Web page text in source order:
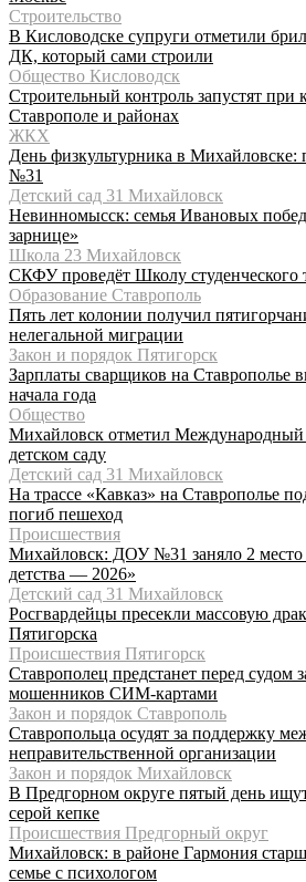
Строительство
В Кисловодске супруги отметили
ДК, который сами строили
Общество Кисловодск
Строительный контроль запустят
Ставрополе и районах
ЖКХ
День физкультурника в Михайловске:
№31
Детский сад 31 Михайловск
Невинномысск: семья Ивановых
зарнице»
Школа 23 Михайловск
СКФУ проведёт Школу студенческого
Образование Ставрополь
Пять лет колонии получил
нелегальной миграции
Закон и порядок Пятигорск
Зарплаты сварщиков на Ставрополье
начала года
Общество
Михайловск отметил Международный
детском саду
Детский сад 31 Михайловск
На трассе «Кавказ» на Ставрополье
погиб пешеход
Происшествия
Михайловск: ДОУ №31 заняло 2 место
детства — 2026»
Детский сад 31 Михайловск
Росгвардейцы пресекли массовую
Пятигорска
Происшествия Пятигорск
Ставрополец предстанет перед судом
мошенников СИМ-картами
Закон и порядок Ставрополь
Ставропольца осудят за поддержку
неправительственной организации
Закон и порядок Михайловск
В Предгорном округе пятый день
серой кепке
Происшествия Предгорный округ
Михайловск: в районе Гармония
семье с психологом